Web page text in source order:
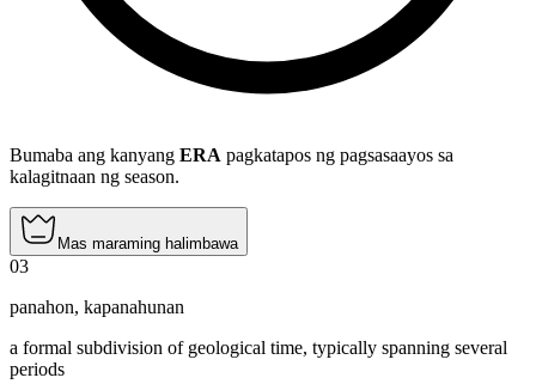
Bumaba ang kanyang ERA pagkatapos ng pagsasaayos sa
kalagitnaan ng season.
Mas maraming halimbawa
03
panahon, kapanahunan
a formal subdivision of geological time, typically spanning several
periods